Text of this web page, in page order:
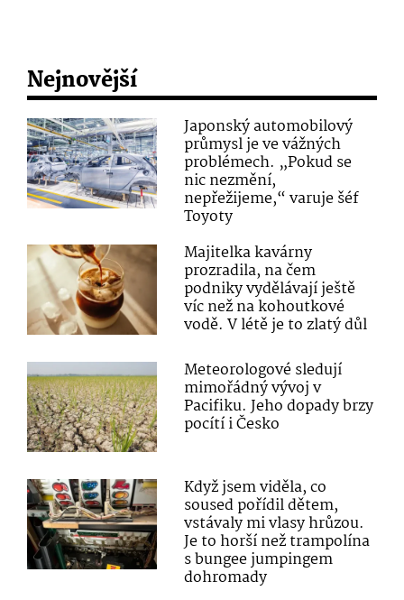
Nejnovější
Japonský automobilový
průmysl je ve vážných
problémech. „Pokud se
nic nezmění,
nepřežijeme,“ varuje šéf
Toyoty
Majitelka kavárny
prozradila, na čem
podniky vydělávají ještě
víc než na kohoutkové
vodě. V létě je to zlatý důl
Meteorologové sledují
mimořádný vývoj v
Pacifiku. Jeho dopady brzy
pocítí i Česko
Když jsem viděla, co
soused pořídil dětem,
vstávaly mi vlasy hrůzou.
Je to horší než trampolína
s bungee jumpingem
dohromady